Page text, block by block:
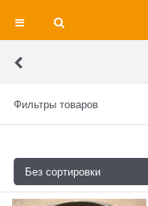
Фильтры товаров